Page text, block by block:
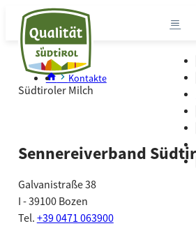
Südtiroler Milch
Kontakte
Sennereiverband
Galvanistraße 38
I - 39100 Bozen
Tel. +39 0471 063900